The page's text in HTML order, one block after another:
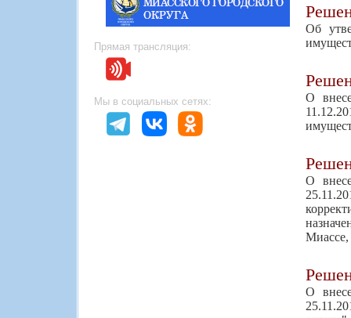
Прямая трансляция:
Мы в социальных сетях:
Об
О
О
О